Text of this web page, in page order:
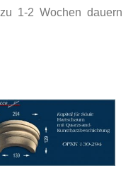
1-2 Wochen dauern